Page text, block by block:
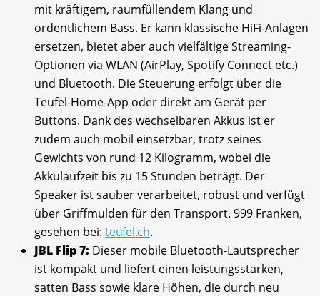
mit kräftigem, raumfüllendem Klang und
ordentlichem Bass. Er kann klassische HiFi-Anlagen
ersetzen, bietet aber auch vielfältige Streaming-
Optionen via WLAN (AirPlay, Spotify Connect etc.)
und Bluetooth. Die Steuerung erfolgt über die
Teufel-Home-App oder direkt am Gerät per
Buttons. Dank des wechselbaren Akkus ist er
zudem auch mobil einsetzbar, trotz seines
Gewichts von rund 12 Kilogramm, wobei die
Akkulaufzeit bis zu 15 Stunden beträgt. Der
Speaker ist sauber verarbeitet, robust und verfügt
über Griffmulden für den Transport. 999 Franken,
gesehen bei: teufel.ch.
JBL Flip 7: Dieser mobile Bluetooth-Lautsprecher
ist kompakt und liefert einen leistungsstarken,
satten Bass sowie klare Höhen, die durch neu